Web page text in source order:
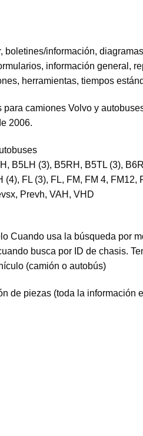
boletines/información,
información general,
herramientas, tiempos
camiones Volvo y
2006.
B5LH (3), B5RH, B5TL (3),
FL (3), FL, FM, FM 4, FM12,
Prevh, VAH, VHD
Cuando usa la búsqueda por
busca por ID de chasis.
(camión o autobús)
de piezas (toda la información